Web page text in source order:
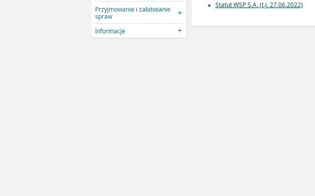
Przyjmowanie i załatwianie
spraw
Informacje
Statut WSP S.A. (t.j. 27.06.2022)